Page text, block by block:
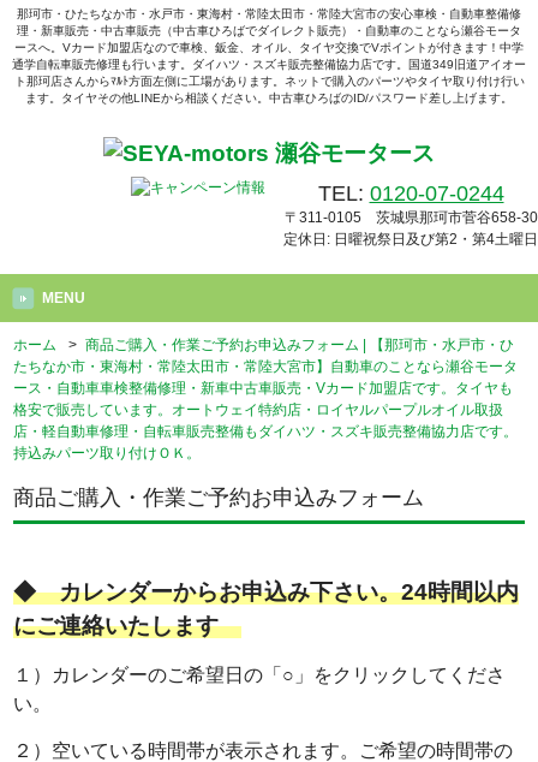
那珂市・ひたちなか市・水戸市・東海村・常陸太田市・常陸大宮市の安心車検・自動車整備修
理・新車販売・中古車販売（中古車ひろばでダイレクト販売）・自動車のことなら瀬谷モータ
ースへ。Vカード加盟店なので車検、鈑金、オイル、タイヤ交換でVポイントが付きます！中学
通学自転車販売修理も行います。ダイハツ・スズキ販売整備協力店です。国道349旧道アイオー
ト那珂店さんからﾏﾙﾄ方面左側に工場があります。ネットで購入のパーツやタイヤ取り付け行い
ます。タイヤその他LINEから相談ください。中古車ひろばのID/パスワード差し上げます。
TEL: 0120-07-0244
〒311-0105 茨城県那珂市菅谷658-30
定休日: 日曜祝祭日及び第2・第4土曜日
MENU
ホーム > 商品ご購入・作業ご予約お申込みフォーム | 【那珂市・水戸市・ひ
たちなか市・東海村・常陸太田市・常陸大宮市】自動車のことなら瀬谷モータ
ース・自動車車検整備修理・新車中古車販売・Vカード加盟店です。タイヤも
格安で販売しています。オートウェイ特約店・ロイヤルパープルオイル取扱
店・軽自動車修理・自転車販売整備もダイハツ・スズキ販売整備協力店です。
持込みパーツ取り付けＯＫ。
商品ご購入・作業ご予約お申込みフォーム
◆ カレンダーからお申込み下さい。24時間以内
にご連絡いたします
１）カレンダーのご希望日の「○」をクリックしてくださ
い。
２）空いている時間帯が表示されます。ご希望の時間帯の